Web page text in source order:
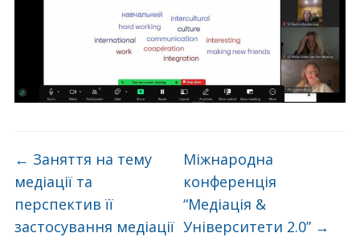
← Заняття на тему
медіації та
перспектив її
застосування медіації
Міжнародна
конференція
“Медіація &
Університети 2.0” →